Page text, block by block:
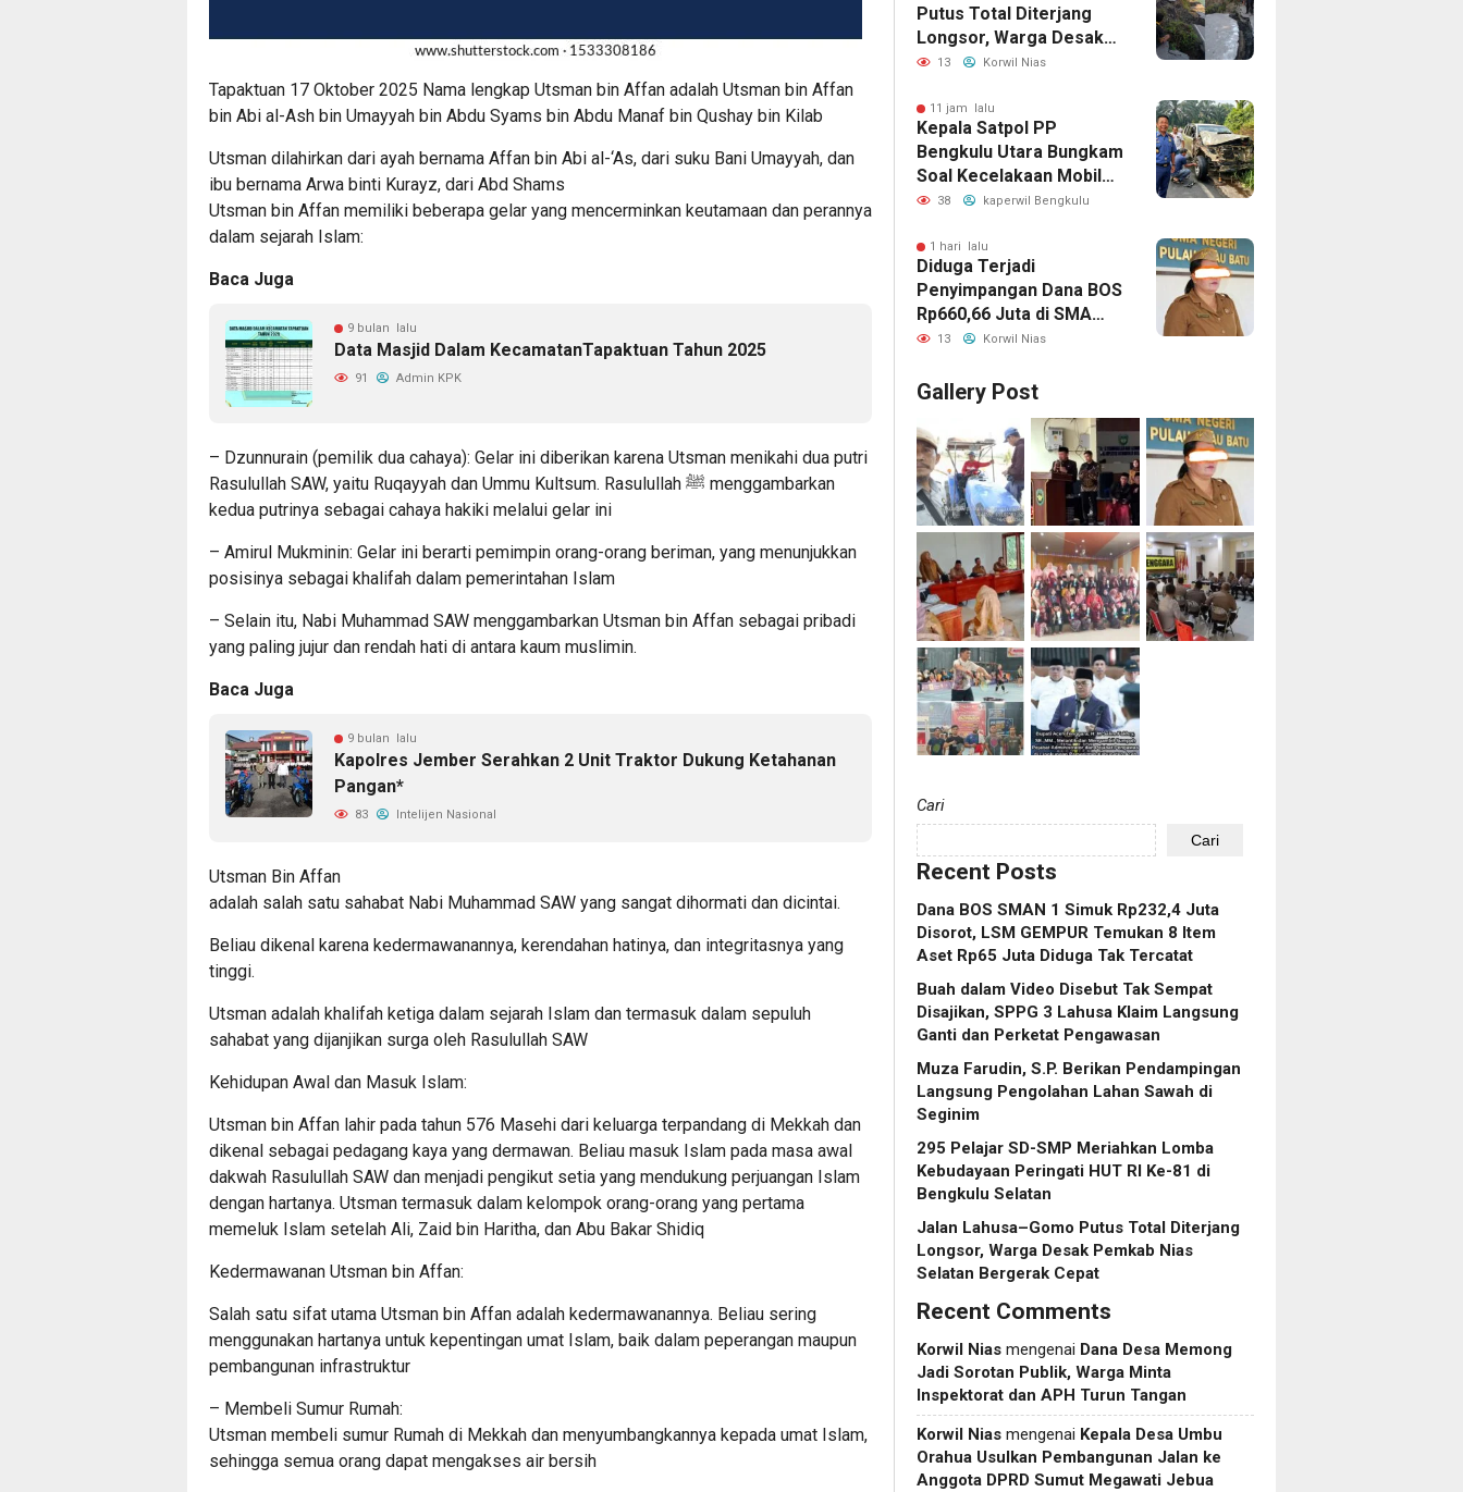
Tapaktuan 17 Oktober 2025 Nama lengkap Utsman bin Affan adalah Utsman bin Affan
bin Abi al-Ash bin Umayyah bin Abdu Syams bin Abdu Manaf bin Qushay bin Kilab
Utsman dilahirkan dari ayah bernama Affan bin Abi al-‘As, dari suku Bani Umayyah, dan
ibu bernama Arwa binti Kurayz, dari Abd Shams
Utsman bin Affan memiliki beberapa gelar yang mencerminkan keutamaan dan perannya
dalam sejarah Islam:
Baca Juga
9 bulan lalu
Data Masjid Dalam KecamatanTapaktuan Tahun 2025
91 Admin KPK
– Dzunnurain (pemilik dua cahaya): Gelar ini diberikan karena Utsman menikahi dua putri
Rasulullah SAW, yaitu Ruqayyah dan Ummu Kultsum. Rasulullah ﷺ menggambarkan
kedua putrinya sebagai cahaya hakiki melalui gelar ini
– Amirul Mukminin: Gelar ini berarti pemimpin orang-orang beriman, yang menunjukkan
posisinya sebagai khalifah dalam pemerintahan Islam
– Selain itu, Nabi Muhammad SAW menggambarkan Utsman bin Affan sebagai pribadi
yang paling jujur dan rendah hati di antara kaum muslimin.
Baca Juga
9 bulan lalu
Kapolres Jember Serahkan 2 Unit Traktor Dukung Ketahanan
Pangan*
83 Intelijen Nasional
Utsman Bin Affan
adalah salah satu sahabat Nabi Muhammad SAW yang sangat dihormati dan dicintai.
Beliau dikenal karena kedermawanannya, kerendahan hatinya, dan integritasnya yang
tinggi.
Utsman adalah khalifah ketiga dalam sejarah Islam dan termasuk dalam sepuluh
sahabat yang dijanjikan surga oleh Rasulullah SAW
Kehidupan Awal dan Masuk Islam:
Utsman bin Affan lahir pada tahun 576 Masehi dari keluarga terpandang di Mekkah dan
dikenal sebagai pedagang kaya yang dermawan. Beliau masuk Islam pada masa awal
dakwah Rasulullah SAW dan menjadi pengikut setia yang mendukung perjuangan Islam
dengan hartanya. Utsman termasuk dalam kelompok orang-orang yang pertama
memeluk Islam setelah Ali, Zaid bin Haritha, dan Abu Bakar Shidiq
Kedermawanan Utsman bin Affan:
Salah satu sifat utama Utsman bin Affan adalah kedermawanannya. Beliau sering
menggunakan hartanya untuk kepentingan umat Islam, baik dalam peperangan maupun
pembangunan infrastruktur
– Membeli Sumur Rumah:
Utsman membeli sumur Rumah di Mekkah dan menyumbangkannya kepada umat Islam,
sehingga semua orang dapat mengakses air bersih
Putus Total Diterjang
Longsor, Warga Desak
Pemkab Nias Selatan
13 Korwil Nias
11 jam lalu
Kepala Satpol PP
Bengkulu Utara Bungkam
Soal Kecelakaan Mobil
Dinas yang Dikemudikan
38 kaperwil Bengkulu
1 hari lalu
Diduga Terjadi
Penyimpangan Dana BOS
Rp660,66 Juta di SMA
Negeri 1 Pulau-Pulau
Belanja Bernilai Besar
Jadi Sorotan; LSM
GEMPUR Siapkan
Laporan ke Kejaksaan
13 Korwil Nias
Gallery Post
Cari
Cari
Recent Posts
Dana BOS SMAN 1 Simuk Rp232,4 Juta
Disorot, LSM GEMPUR Temukan 8 Item
Aset Rp65 Juta Diduga Tak Tercatat
Buah dalam Video Disebut Tak Sempat
Disajikan, SPPG 3 Lahusa Klaim Langsung
Ganti dan Perketat Pengawasan
Muza Farudin, S.P. Berikan Pendampingan
Langsung Pengolahan Lahan Sawah di
Seginim
295 Pelajar SD-SMP Meriahkan Lomba
Kebudayaan Peringati HUT RI Ke-81 di
Bengkulu Selatan
Jalan Lahusa–Gomo Putus Total Diterjang
Longsor, Warga Desak Pemkab Nias
Selatan Bergerak Cepat
Recent Comments
Korwil Nias mengenai Dana Desa Memong
Jadi Sorotan Publik, Warga Minta
Inspektorat dan APH Turun Tangan
Korwil Nias mengenai Kepala Desa Umbu
Orahua Usulkan Pembangunan Jalan ke
Anggota DPRD Sumut Megawati Jebua